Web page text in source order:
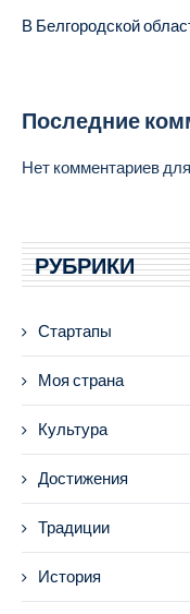
В Белгородской
Последние
Нет комментариев
РУБРИКИ
Стартапы
Моя страна
Культура
Достижения
Традиции
История